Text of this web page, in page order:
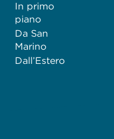
In primo
piano
Da San
Marino
Dall’Estero